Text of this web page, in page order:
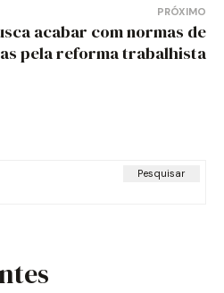
PRÓXIMO
acabar com normas de
pela reforma trabalhista